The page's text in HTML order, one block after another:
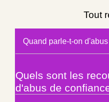
Tout
Quand parle-t-on
Quels sont les
d'abus de